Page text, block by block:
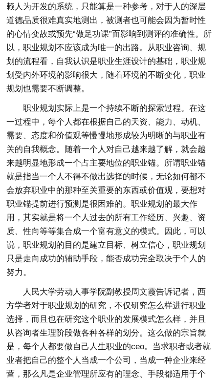
赖人为开发的系统，只能算是一种参考，对于人的深层
道德品质很难真实地测出，被测者也可能会因为暂时性
的心情变故或预先“做足功课”而影响到测评的准确性。所
以，职业规划不应该成为唯一的出路。从职业咨询、规
划的流程看，自我认识是职业生涯设计的基础，职业规
划受内外环境的影响很大，随着环境的不断变化，职业
规划也需要不断调整。
职业规划实际上是一个持续不断的探索过程。在这
一过程中，每个人都在根据自己的天资、能力、动机、
需要、态度和价值观等慢慢地形成较为明晰的与职业有
关的自我概念。随着一个人对自己越来越了解，就会越
来越明显地形成一个占主要地位的职业锚。所谓职业锚
就是指当一个人不得不做出选择的时候，无论如何都不
会放弃职业中的那种至关重要的东西或价值观，要想对
职业锚提前进行预测是很困难的。职业规划的最大作
用，其实就是将一个人过去的所有工作经历、兴趣、资
质、性向等等集合成一个富有意义的模式。因此，可以
说，职业规划的目的是建立目标、树立信心，职业规划
只是走向成功的辅助手段，能否成功完全取决于个人的
努力。
人民大学劳动人事学院副教授周文霞告诉记者，西
方学者对于职业规划的研究，不仅研究怎么样进行职业
选择，而且也在研究这个职业的发展模式怎么样，并且
从咨询者生理阶段做各种各样的划分。这么做的宗旨就
是，每个人都要做自己人生职业的ceo。当求职者或者就
业者把自己的整个人当成一个公司，当成一种企业来经
营，那么凡是企业管理所应有的理念、手段都适用于个